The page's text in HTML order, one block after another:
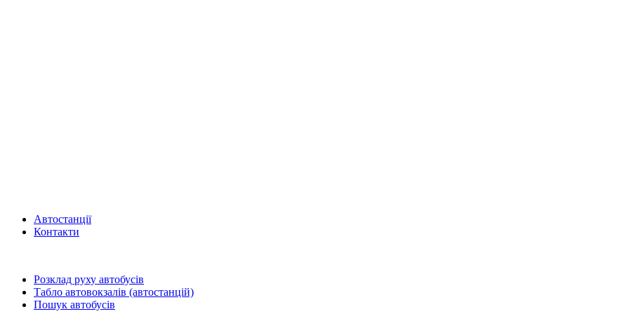
Автостанції
Контакти
Розклад руху автобусів
Табло автовокзалів (автостанцій)
Пошук автобусів